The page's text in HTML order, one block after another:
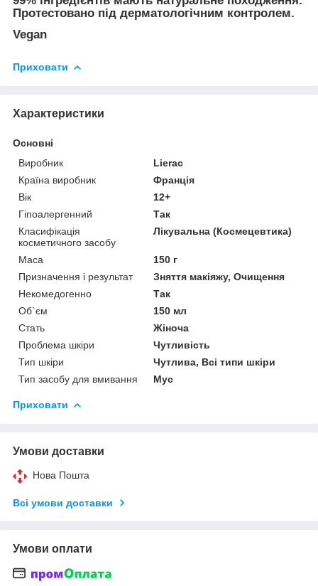
Протестовано під дерматологічним контролем.
Vegan
Приховати
Характеристики
Основні
Виробник
Lierac
Країна виробник
Франція
Вік
12+
Гіпоалергенний
Так
Класифікація
косметичного засобу
Лікувальна (Космецевтика)
Маса
150 г
Призначення і результат
Зняття макіяжу, Очищення
Некомедогенно
Так
Об`єм
150 мл
Стать
Жіноча
Проблема шкіри
Чутливість
Тип шкіри
Чутлива, Всі типи шкіри
Тип засобу для вмивання
Мус
Приховати
Умови доставки
Нова Пошта
Всі умови доставки
Умови оплати